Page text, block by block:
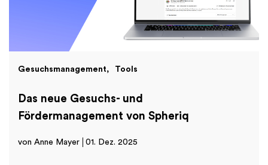
Gesuchsmanagement Tools
Das neue Gesuchs- und
Fördermanagement von Spheriq
von Anne Mayer 01. Dez. 2025